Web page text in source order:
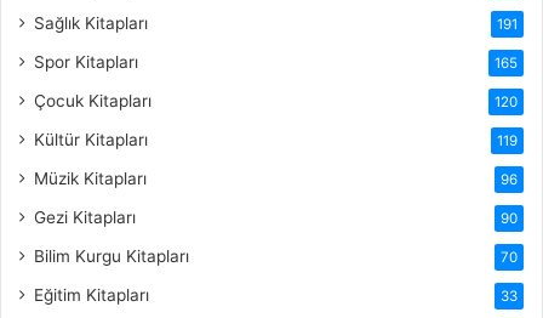
Sağlık Kitapları 191
Spor Kitapları 165
Çocuk Kitapları 120
Kültür Kitapları 119
Müzik Kitapları 96
Gezi Kitapları 90
Bilim Kurgu Kitapları 70
Eğitim Kitapları 33